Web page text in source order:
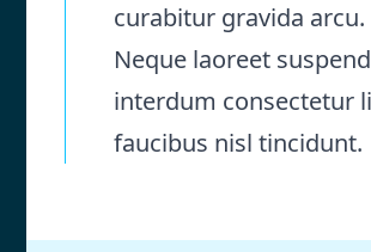
curabitur gravida arcu.
Neque laoreet
interdum consectetur
faucibus nisl tincidunt.